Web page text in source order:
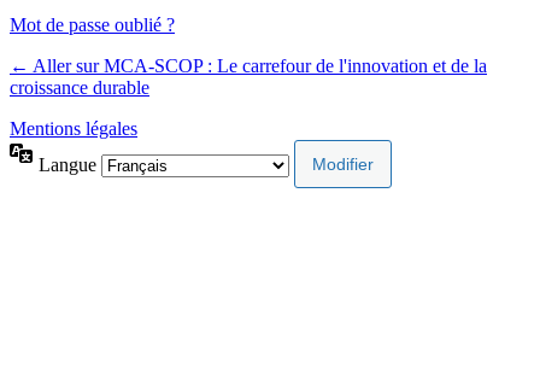
Mot de passe oublié ?
← Aller sur MCA-SCOP : Le carrefour de l'innovation et de la
croissance durable
Mentions légales
Langue